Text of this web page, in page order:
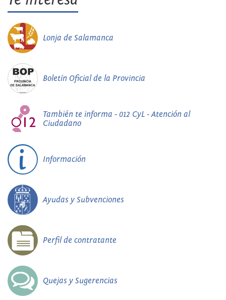
Lonja de Salamanca
Boletín Oficial de la Provincia
También te informa - 012 CyL - Atención al
Ciudadano
Información
Ayudas y Subvenciones
Perfil de contratante
Quejas y Sugerencias